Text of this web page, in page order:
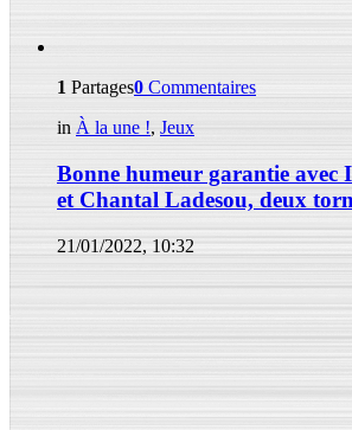
1 Partages0 Commentaires
in À la une !, Jeux
Bonne humeur garantie avec
et Chantal Ladesou, deux
21/01/2022, 10:32